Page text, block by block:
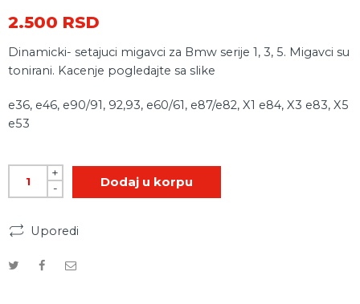
2.500 RSD
Dinamicki- setajuci migavci za Bmw serije 1, 3, 5. Migavci su
tonirani. Kacenje pogledajte sa slike
e36, e46, e90/91, 92,93, e60/61, e87/e82, X1 e84, X3 e83, X5
e53
+
-
Dodaj u korpu
Uporedi